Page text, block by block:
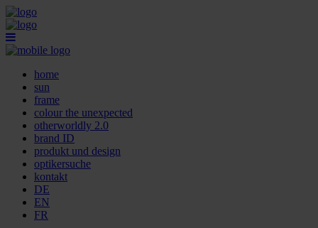
home
sun
frame
colour the unexpected
otherworldly 2.0
brand ID
produkt und design
optikersuche
kontakt
DE
EN
FR